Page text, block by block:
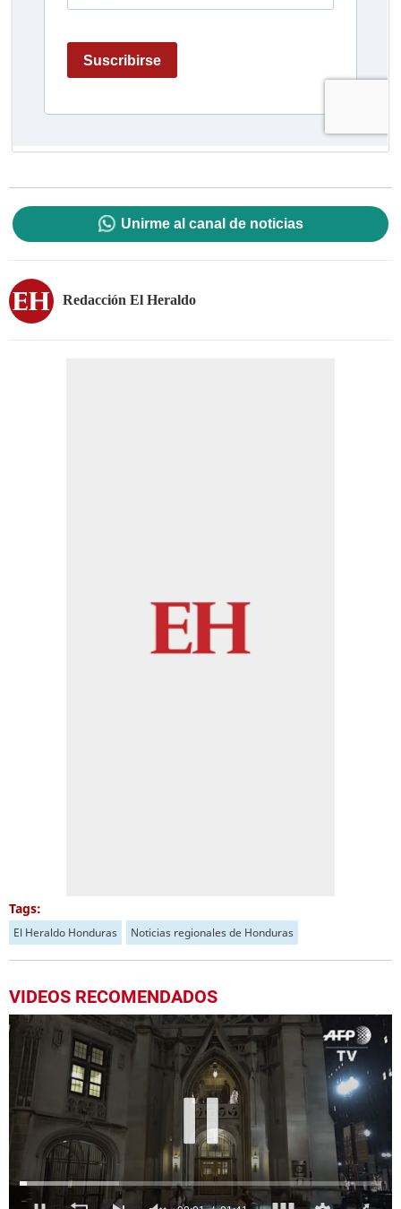
Unirme al canal de noticias
Redacción El Heraldo
Tags:
El Heraldo Honduras Noticias regionales de Honduras
VIDEOS RECOMENDADOS